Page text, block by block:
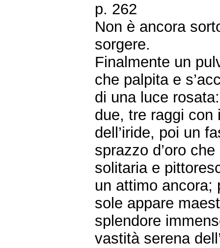
p. 262
Non è ancora
sorgere.
Finalmente un
che palpita e
di una luce
due, tre raggi con
dell’iride, poi un
sprazzo d’oro
solitaria e
un attimo ancora;
sole appare
splendore
vastità serena